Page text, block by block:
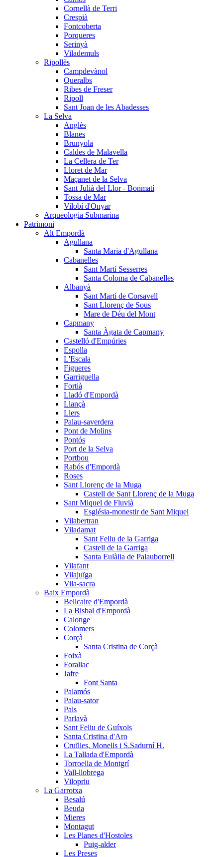
Cornellà de Terri
Crespià
Fontcoberta
Porqueres
Serinyà
Vilademuls
Ripollès
Campdevànol
Queralbs
Ribes de Freser
Ripoll
Sant Joan de les Abadesses
La Selva
Anglès
Blanes
Brunyola
Caldes de Malavella
La Cellera de Ter
Lloret de Mar
Maçanet de la Selva
Sant Julià del Llor - Bonmatí
Tossa de Mar
Vilobí d'Onyar
Arqueologia Submarina
Patrimoni
Alt Empordà
Agullana
Santa Maria d'Agullana
Cabanelles
Sant Martí Sesserres
Santa Coloma de Cabanelles
Albanyà
Sant Martí de Corsavell
Sant Llorenç de Sous
Mare de Déu del Mont
Capmany
Santa Àgata de Capmany
Castelló d'Empúries
Espolla
L'Escala
Figueres
Garriguella
Fortià
Lladó d'Empordà
Llançà
Llers
Palau-saverdera
Pont de Molins
Pontós
Port de la Selva
Portbou
Rabós d'Empordà
Roses
Sant Llorenç de la Muga
Castell de Sant Llorenç de la Muga
Sant Miquel de Fluvià
Església-monestir de Sant Miquel
Vilabertran
Viladamat
Sant Feliu de la Garriga
Castell de la Garriga
Santa Eulàlia de Palauborrell
Vilafant
Vilajuïga
Vila-sacra
Baix Empordà
Bellcaire d'Empordà
La Bisbal d'Empordà
Calonge
Colomers
Corçà
Santa Cristina de Corçà
Foixà
Forallac
Jafre
Font Santa
Palamós
Palau-sator
Pals
Parlavà
Sant Feliu de Guíxols
Santa Cristina d'Aro
Cruïlles, Monells i S.Sadurní H.
La Tallada d'Empordà
Torroella de Montgrí
Vall-llobrega
Vilopriu
La Garrotxa
Besalú
Beuda
Mieres
Montagut
Les Planes d'Hostoles
Puig-alder
Les Preses